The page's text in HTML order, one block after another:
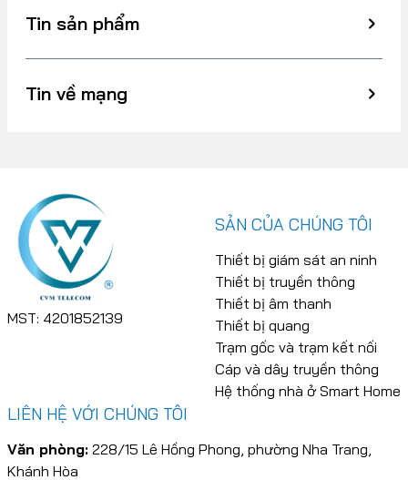
Tin sản phẩm
Tin về mạng
MST: 4201852139
SẢN CỦA CHÚNG TÔI
Thiết bị giám sát an ninh
Thiết bị truyền thông
Thiết bị âm thanh
Thiết bị quang
Trạm gốc và trạm kết nối
Cáp và dây truyền thông
Hệ thống nhà ở Smart Home
LIÊN HỆ VỚI CHÚNG TÔI
Văn phòng: 228/15 Lê Hồng Phong, phường Nha Trang,
Khánh Hòa